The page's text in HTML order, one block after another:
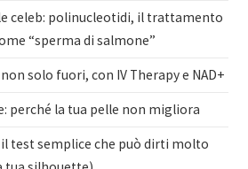
celeb: polinucleotidi, il trattamento
“sperma di salmone”
solo fuori, con IV Therapy e NAD+
perché la tua pelle non migliora
test semplice che può dirti molto